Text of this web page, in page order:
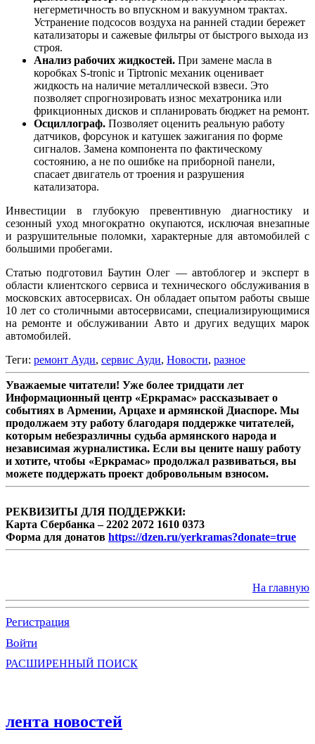
негерметичность во впускном и вакуумном трактах.
Устранение подсосов воздуха на ранней стадии бережет
катализаторы и сажевые фильтры от быстрого выхода из
строя.
Анализ рабочих жидкостей. При замене масла в
коробках S-tronic и Tiptronic механик оценивает
жидкость на наличие металлической взвеси. Это
позволяет спрогнозировать износ мехатроника или
фрикционных дисков и спланировать бюджет на ремонт.
Осциллограф. Позволяет оценить реальную работу
датчиков, форсунок и катушек зажигания по форме
сигналов. Замена компонента по фактическому
состоянию, а не по ошибке на приборной панели,
спасает двигатель от троения и разрушения
катализатора.
Инвестиции в глубокую превентивную диагностику и
сезонный уход многократно окупаются, исключая внезапные
и разрушительные поломки, характерные для автомобилей с
большими пробегами.
Статью подготовил Баутин Олег — автоблогер и эксперт в
области клиентского сервиса и технического обслуживания в
московских автосервисах. Он обладает опытом работы свыше
10 лет со столичными автосервисами, специализирующимися
на ремонте и обслуживании Авто и других ведущих марок
автомобилей.
Теги: ремонт Ауди, сервис Ауди, Новости, разное
Уважаемые читатели! Уже более тридцати лет
Информационный центр «Еркрамас» рассказывает о
событиях в Армении, Арцахе и армянской Диаспоре. Мы
продолжаем эту работу благодаря поддержке читателей,
которым небезразличны судьба армянского народа и
независимая журналистика. Если вы цените нашу работу
и хотите, чтобы «Еркрамас» продолжал развиваться, вы
можете поддержать проект добровольным взносом.
РЕКВИЗИТЫ ДЛЯ ПОДДЕРЖКИ:
Карта Сбербанка – 2202 2072 1610 0373
Форма для донатов https://dzen.ru/yerkramas?donate=true
На главную
Регистрация
Войти
РАСШИРЕННЫЙ ПОИСК
лента новостей